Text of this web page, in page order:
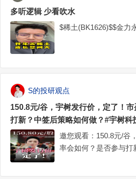
多听逻辑 少看吹水
$稀土(BK1626)$$金力
S的投研观点
150.8元/谷，宇树发行价，定了！
打新？中签后策略如何做？#宇树
邀您观看：150.8元/谷
率会如何？是否参与打